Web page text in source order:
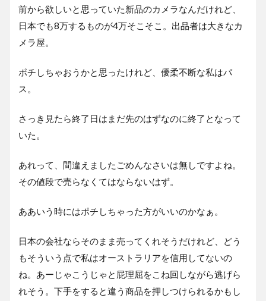
前から欲しいと思っていた新品のカメラなんだけれど、
日本でも8万するものが4万そこそこ。出品者は大きなカ
メラ屋。
ポチしちゃおうかと思ったけれど、優柔不断な私はパ
ス。
さっき見たら終了日はまだ先のはずなのに終了となって
いた。
あれって、間違えましたごめんなさいは無しですよね。
その値段で売らなくてはならないはず。
ああいう時にはポチしちゃった方がいいのかなぁ。
日本の会社ならそのまま売ってくれそうだけれど、どう
もそういう点で私はオーストラリアを信用してないの
ね。あーじゃこうじゃと屁理屈をこね回しながら逃げら
れそう。下手をすると違う商品を押しつけられるかもし